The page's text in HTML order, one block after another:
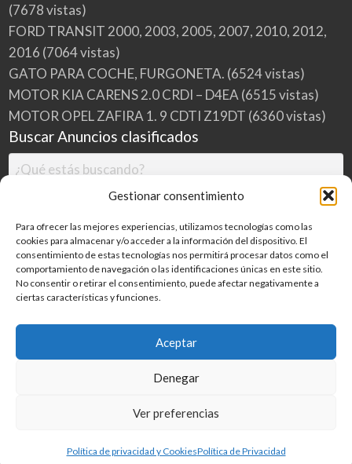
Gestionar consentimiento
Para ofrecer las mejores experiencias, utilizamos tecnologías como las
cookies para almacenar y/o acceder a la información del dispositivo. El
consentimiento de estas tecnologías nos permitirá procesar datos como el
comportamiento de navegación o las identificaciones únicas en este sitio.
No consentir o retirar el consentimiento, puede afectar negativamente a
ciertas características y funciones.
Aceptar
Denegar
Ver preferencias
Política de privacidad y CookiesPolítica de Privacidad
(7678 vistas)
FORD TRANSIT 2000, 2003, 2005, 2007, 2010, 2012,
2016 (7064 vistas)
GATO PARA COCHE, FURGONETA. (6524 vistas)
MOTOR KIA CARENS 2.0 CRDI – D4EA (6515 vistas)
MOTOR OPEL ZAFIRA 1. 9 CDTI Z19DT (6360 vistas)
Buscar Anuncios clasificados